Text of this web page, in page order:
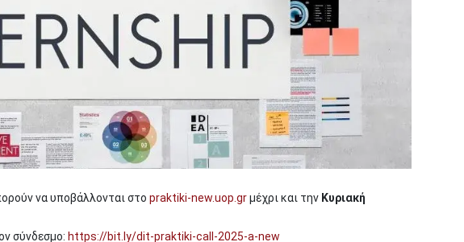
να υποβάλλονται στο praktiki-new.uop.grμέχρι και την Κυριακή
σύνδεσμο: https://bit.ly/dit-praktiki-call-2025-a-new